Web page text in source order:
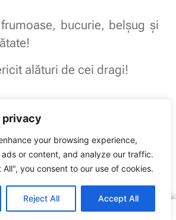
privacy
your browsing experience,
or content, and analyze our traffic.
you consent to our use of cookies.
Reject All Accept All
bucurie, belșug și
alături de cei dragi!
și Tineret: Sărbători fericite!
penalități
© 2016 – 2026 SNST